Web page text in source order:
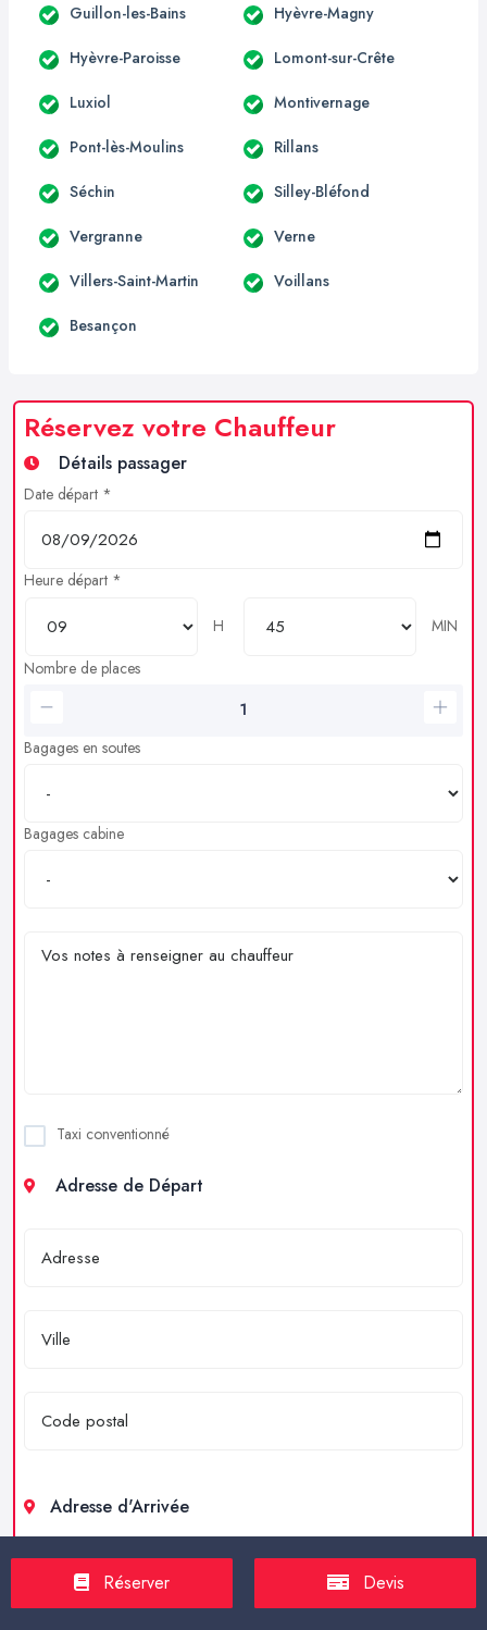
Guillon-les-Bains Hyèvre-Magny
Hyèvre-Paroisse Lomont-sur-Crête
Luxiol Montivernage
Pont-lès-Moulins Rillans
Séchin Silley-Bléfond
Vergranne Verne
Villers-Saint-Martin Voillans
Besançon
Réservez votre Chauffeur
Détails passager
Date départ *
Heure départ *
H
MIN
Nombre de places
Bagages en soutes
Bagages cabine
Taxi conventionné
Adresse de Départ
Adresse d'Arrivée
Réserver Devis